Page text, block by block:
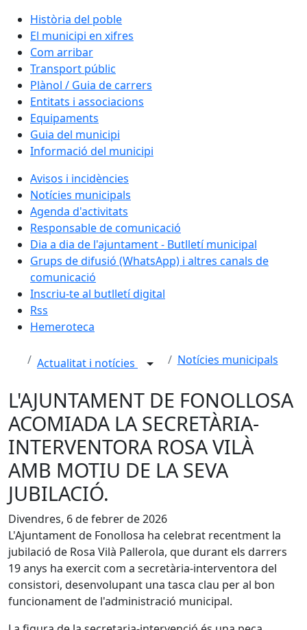
Història del poble
El municipi en xifres
Com arribar
Transport públic
Plànol / Guia de carrers
Entitats i associacions
Equipaments
Guia del municipi
Informació del municipi
Avisos i incidències
Notícies municipals
Agenda d'activitats
Responsable de comunicació
Dia a dia de l'ajuntament - Butlletí municipal
Grups de difusió (WhatsApp) i altres canals de
comunicació
Inscriu-te al butlletí digital
Rss
Hemeroteca
Actualitat i notícies Notícies municipals
L'AJUNTAMENT DE FONOLLOSA
ACOMIADA LA SECRETÀRIA-
INTERVENTORA ROSA VILÀ
AMB MOTIU DE LA SEVA
JUBILACIÓ.
Divendres, 6 de febrer de 2026
L'Ajuntament de Fonollosa ha celebrat recentment la
jubilació de Rosa Vilà Pallerola, que durant els darrers
19 anys ha exercit com a secretària-interventora del
consistori, desenvolupant una tasca clau per al bon
funcionament de l'administració municipal.